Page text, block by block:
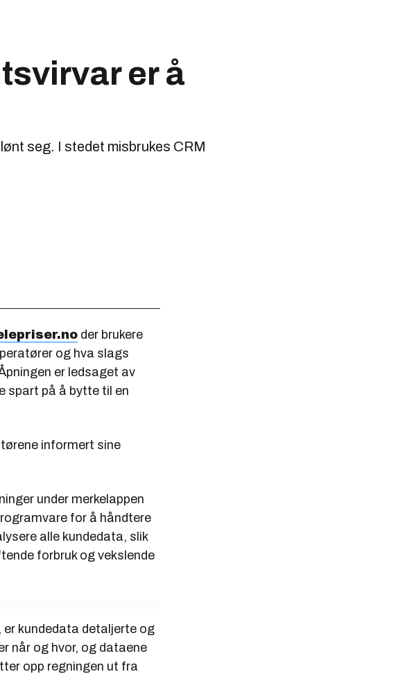
er å
seg. I stedet misbrukes CRM
der brukere
og hva slags
er ledsaget av
spart på å bytte til en
informert sine
under merkelappen
for å håndtere
alle kundedata, slik
forbruk og vekslende
kundedata detaljerte og
når og hvor, og dataene
opp regningen ut fra